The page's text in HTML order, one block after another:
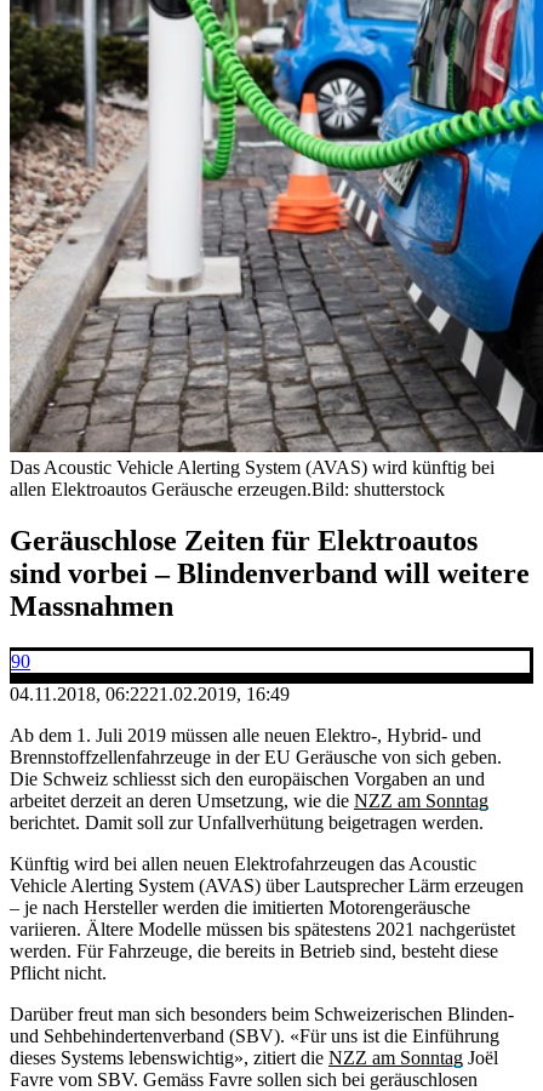
Das Acoustic Vehicle Alerting System (AVAS) wird künftig bei
allen Elektroautos Geräusche erzeugen.Bild: shutterstock
Geräuschlose Zeiten für Elektroautos
sind vorbei – Blindenverband will weitere
Massnahmen
90
04.11.2018, 06:2221.02.2019, 16:49
Ab dem 1. Juli 2019 müssen alle neuen Elektro-, Hybrid- und
Brennstoffzellenfahrzeuge in der EU Geräusche von sich geben.
Die Schweiz schliesst sich den europäischen Vorgaben an und
arbeitet derzeit an deren Umsetzung, wie die NZZ am Sonntag
berichtet. Damit soll zur Unfallverhütung beigetragen werden.
Künftig wird bei allen neuen Elektrofahrzeugen das Acoustic
Vehicle Alerting System (AVAS) über Lautsprecher Lärm erzeugen
– je nach Hersteller werden die imitierten Motorengeräusche
variieren. Ältere Modelle müssen bis spätestens 2021 nachgerüstet
werden. Für Fahrzeuge, die bereits in Betrieb sind, besteht diese
Pflicht nicht.
Darüber freut man sich besonders beim Schweizerischen Blinden-
und Sehbehindertenverband (SBV). «Für uns ist die Einführung
dieses Systems lebenswichtig», zitiert die NZZ am Sonntag Joël
Favre vom SBV. Gemäss Favre sollen sich bei geräuschlosen